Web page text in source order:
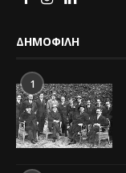
ΔΗΜΟΦΙΛΗ
1